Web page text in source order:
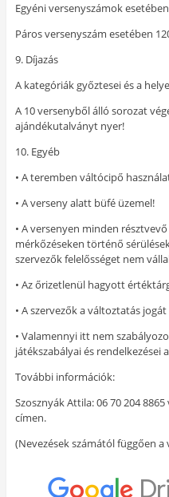
Egyéni versenyszámok
Páros versenyszám esetében
9. Díjazás
A kategóriák győztesei és a
A 10 versenyből álló sorozat
ajándékutalványt nyer!
10. Egyéb
• A teremben váltócipő
• A verseny alatt büfé üzemel!
• A versenyen minden
mérkőzéseken történő
szervezők felelősséget nem
• Az őrizetlenül hagyott
• A szervezők a változtatás
• Valamennyi itt nem
játékszabályai és rendelkezései
További információk:
Szosznyák Attila: 06 70 204
címen.
(Nevezések számától függően